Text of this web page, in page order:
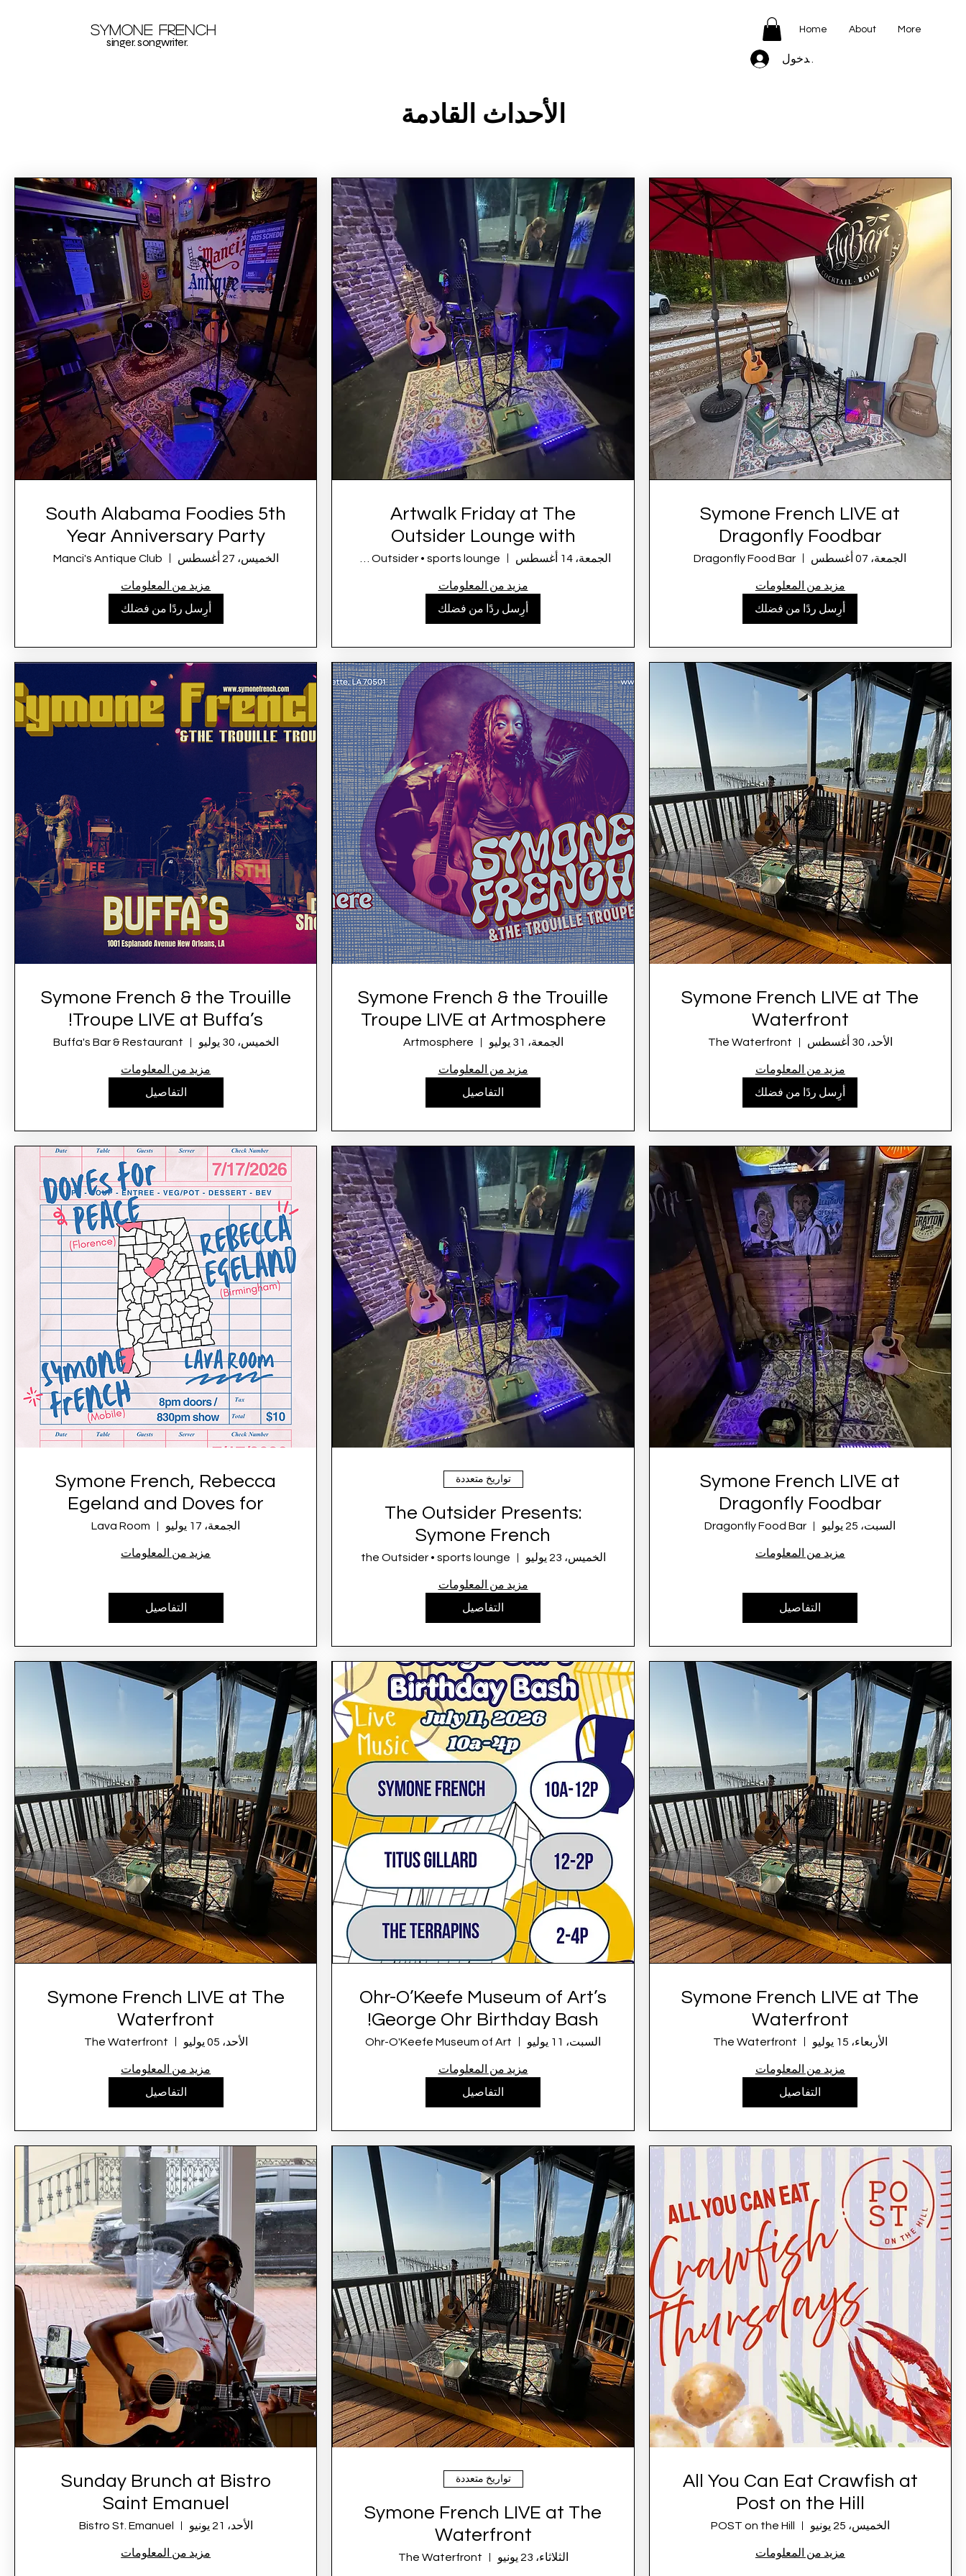
Symone French
singer. songwriter.
Home About More
تسجيل الدخول
الأحداث القادمة
Symone French LIVE at
Dragonfly Foodbar
الجمعة، 07 أغسطس Dragonfly Food Bar
مزيد من المعلومات
أرِسل ردًا من فضلك
Artwalk Friday at The
Outsider Lounge with
Symone French
الجمعة، 14 أغسطس
مزيد من المعلومات
أرِسل ردًا من فضلك
South Alabama Foodies 5th
Year Anniversary Party
الخميس، 27 أغسطس Manci's Antique Club
مزيد من المعلومات
أرِسل ردًا من فضلك
Symone French LIVE at The
Waterfront
الأحد، 30 أغسطس The Waterfront
مزيد من المعلومات
أرِسل ردًا من فضلك
Symone French & the Trouille
Troupe LIVE at Artmosphere
الجمعة، 31 يوليو Artmosphere
مزيد من المعلومات
التفاصيل
Symone French & the Trouille
Troupe LIVE at Buffa’s!
الخميس، 30 يوليو Buffa's Bar & Restaurant
مزيد من المعلومات
التفاصيل
Symone French LIVE at
Dragonfly Foodbar
السبت، 25 يوليو Dragonfly Food Bar
مزيد من المعلومات
التفاصيل
تواريخ متعددة
The Outsider Presents:
Symone French
الخميس، 23 يوليو the Outsider • sports lounge
مزيد من المعلومات
التفاصيل
Symone French, Rebecca
Egeland and Doves for
Peace LIVE at Lava Room
الجمعة، 17 يوليو Lava Room
مزيد من المعلومات
التفاصيل
Symone French LIVE at The
Waterfront
الأربعاء، 15 يوليو The Waterfront
مزيد من المعلومات
التفاصيل
Ohr-O’Keefe Museum of Art’s
George Ohr Birthday Bash!
السبت، 11 يوليو Ohr-O'Keefe Museum of Art
مزيد من المعلومات
التفاصيل
Symone French LIVE at The
Waterfront
الأحد، 05 يوليو The Waterfront
مزيد من المعلومات
التفاصيل
All You Can Eat Crawfish at
Post on the Hill
الخميس، 25 يونيو POST on the Hill
مزيد من المعلومات
تواريخ متعددة
Symone French LIVE at The
Waterfront
الثلاثاء، 23 يونيو The Waterfront
Sunday Brunch at Bistro
Saint Emanuel
الأحد، 21 يونيو Bistro St. Emanuel
مزيد من المعلومات